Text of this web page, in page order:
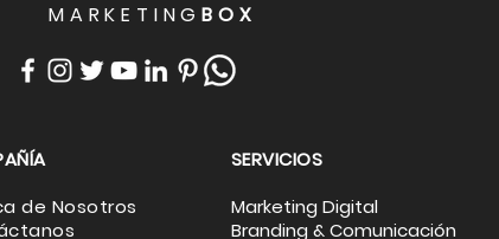
MARKETINGBOX
de Nosotros
SERVICIOS
Marketing Digital
Branding & Comunicación